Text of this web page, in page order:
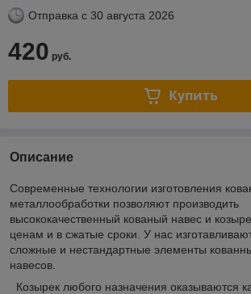
Отправка с 30 августа 2026
420 руб.
Купить
Описание
Современные технологии изготовления
металлообработки позволяют производить
высококачественный кованый навес и
ценам и в сжатые сроки. У нас
сложные и нестандартные элементы
навесов.
Козырек любого назначения оказываются